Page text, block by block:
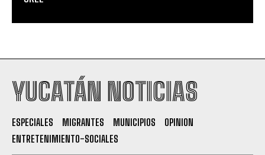
YUCATÁN NOTICIAS
ESPECIALES MIGRANTES MUNICIPIOS
OPINION
ENTRETENIMIENTO-SOCIALES